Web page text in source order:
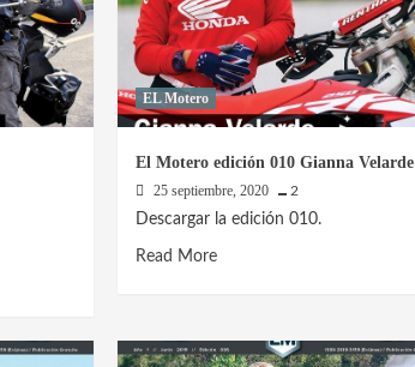
EL Motero
El Motero edición 010 Gianna Velarde
25 septiembre, 2020 2
Descargar la edición 010.
Read MoreRead
Motero